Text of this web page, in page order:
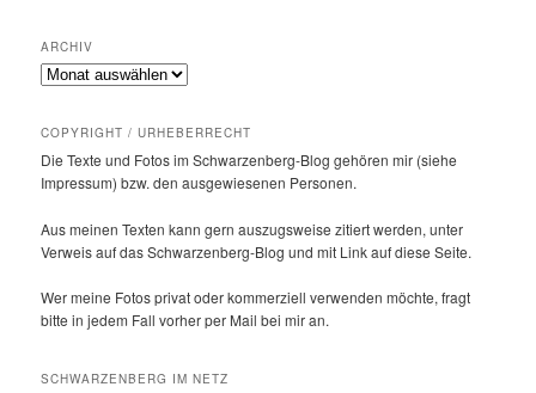
ARCHIV
Archiv
COPYRIGHT / URHEBERRECHT
Die Texte und Fotos im Schwarzenberg-Blog gehören mir (siehe
Impressum) bzw. den ausge­wie­senen Personen.
Aus meinen Texten kann gern auszugs­weise zitiert werden, unter
Verweis auf das Schwarzenberg-Blog und mit Link auf diese Seite.
Wer meine Fotos privat oder kommer­ziell verwenden möchte, fragt
bitte in jedem Fall vorher per Mail bei mir an.
SCHWARZENBERG IM NETZ